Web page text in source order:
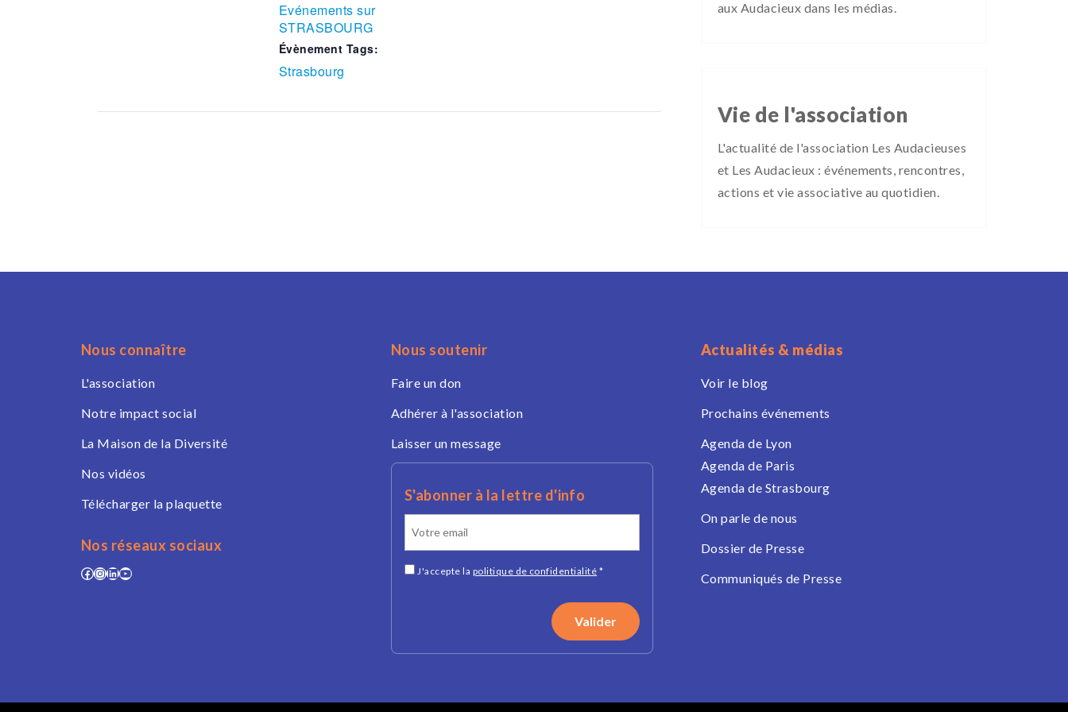
Evénements sur
STRASBOURG
Évènement Tags:
Strasbourg
aux Audacieux dans les médias.
Vie de l'association
L'actualité de l'association Les Audacieuses
et Les Audacieux : événements, rencontres,
actions et vie associative au quotidien.
Nous connaître
L'association
Notre impact social
La Maison de la Diversité
Nos vidéos
Télécharger la plaquette
Nos réseaux sociaux
Facebook
Instagram
LinkedIn
YouTube
Nous soutenir
Faire un don
Adhérer à l'association
Laisser un message
S'abonner à la lettre d'info
J'accepte la politique de confidentialité *
Actualités & médias
Voir le blog
Prochains événements
Agenda de Lyon
Agenda de Paris
Agenda de Strasbourg
On parle de nous
Dossier de Presse
Communiqués de Presse